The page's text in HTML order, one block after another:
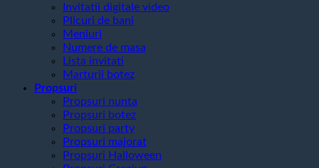
Invitatii digitale video
Plicuri de bani
Meniuri
Numere de masa
Lista invitati
Marturii botez
Propsuri
Propsuri nunta
Propsuri botez
Propsuri party
Propsuri majorat
Propsuri Halloween